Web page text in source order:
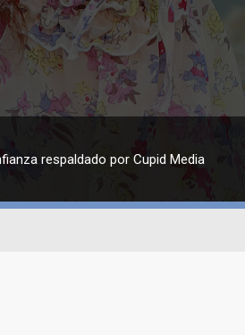
respaldado por Cupid Media